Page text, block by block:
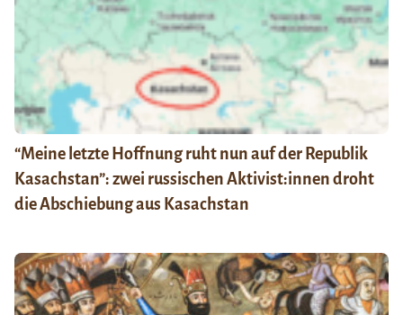
“Meine letzte Hoffnung ruht nun auf der Republik
Kasachstan”: zwei russischen Aktivist:innen droht
die Abschiebung aus Kasachstan